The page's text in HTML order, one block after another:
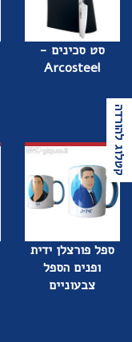
קטלוג להורדה
סט סכינים -
Arcosteel
ספל פורצלן ידית
ופנים הספל
צבעוניים